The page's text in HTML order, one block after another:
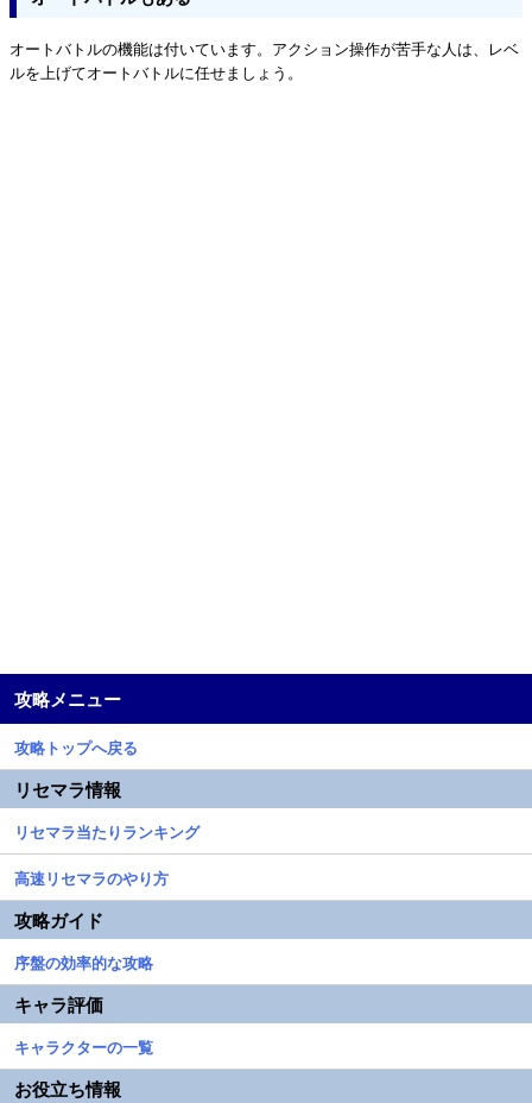
オートバトルの機能は付いています。アクション操作が苦手な人は、レベ
ルを上げてオートバトルに任せましょう。
攻略メニュー
攻略トップへ戻る
リセマラ情報
リセマラ当たりランキング
高速リセマラのやり方
攻略ガイド
序盤の効率的な攻略
キャラ評価
キャラクターの一覧
お役立ち情報